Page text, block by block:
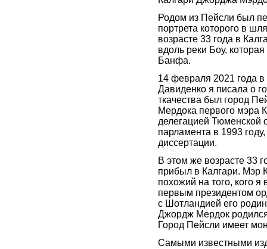
Родом из Пейсли был
портрета которого в
возрасте 33 года в
вдоль реки Боу,
Банфа.
14 февраля 2021 года
Давиденко я писала о
ткачества был город
Мердока первого мэра
делегацией Тюменской
парламента в 1993
диссертации.
В этом же возрасте 33
прибыл в Калгари. Мэр
похожий на того, кого
первым президентом
с Шотландией его
Джордж Мердок
Город Пейсли имеет
Самыми известными